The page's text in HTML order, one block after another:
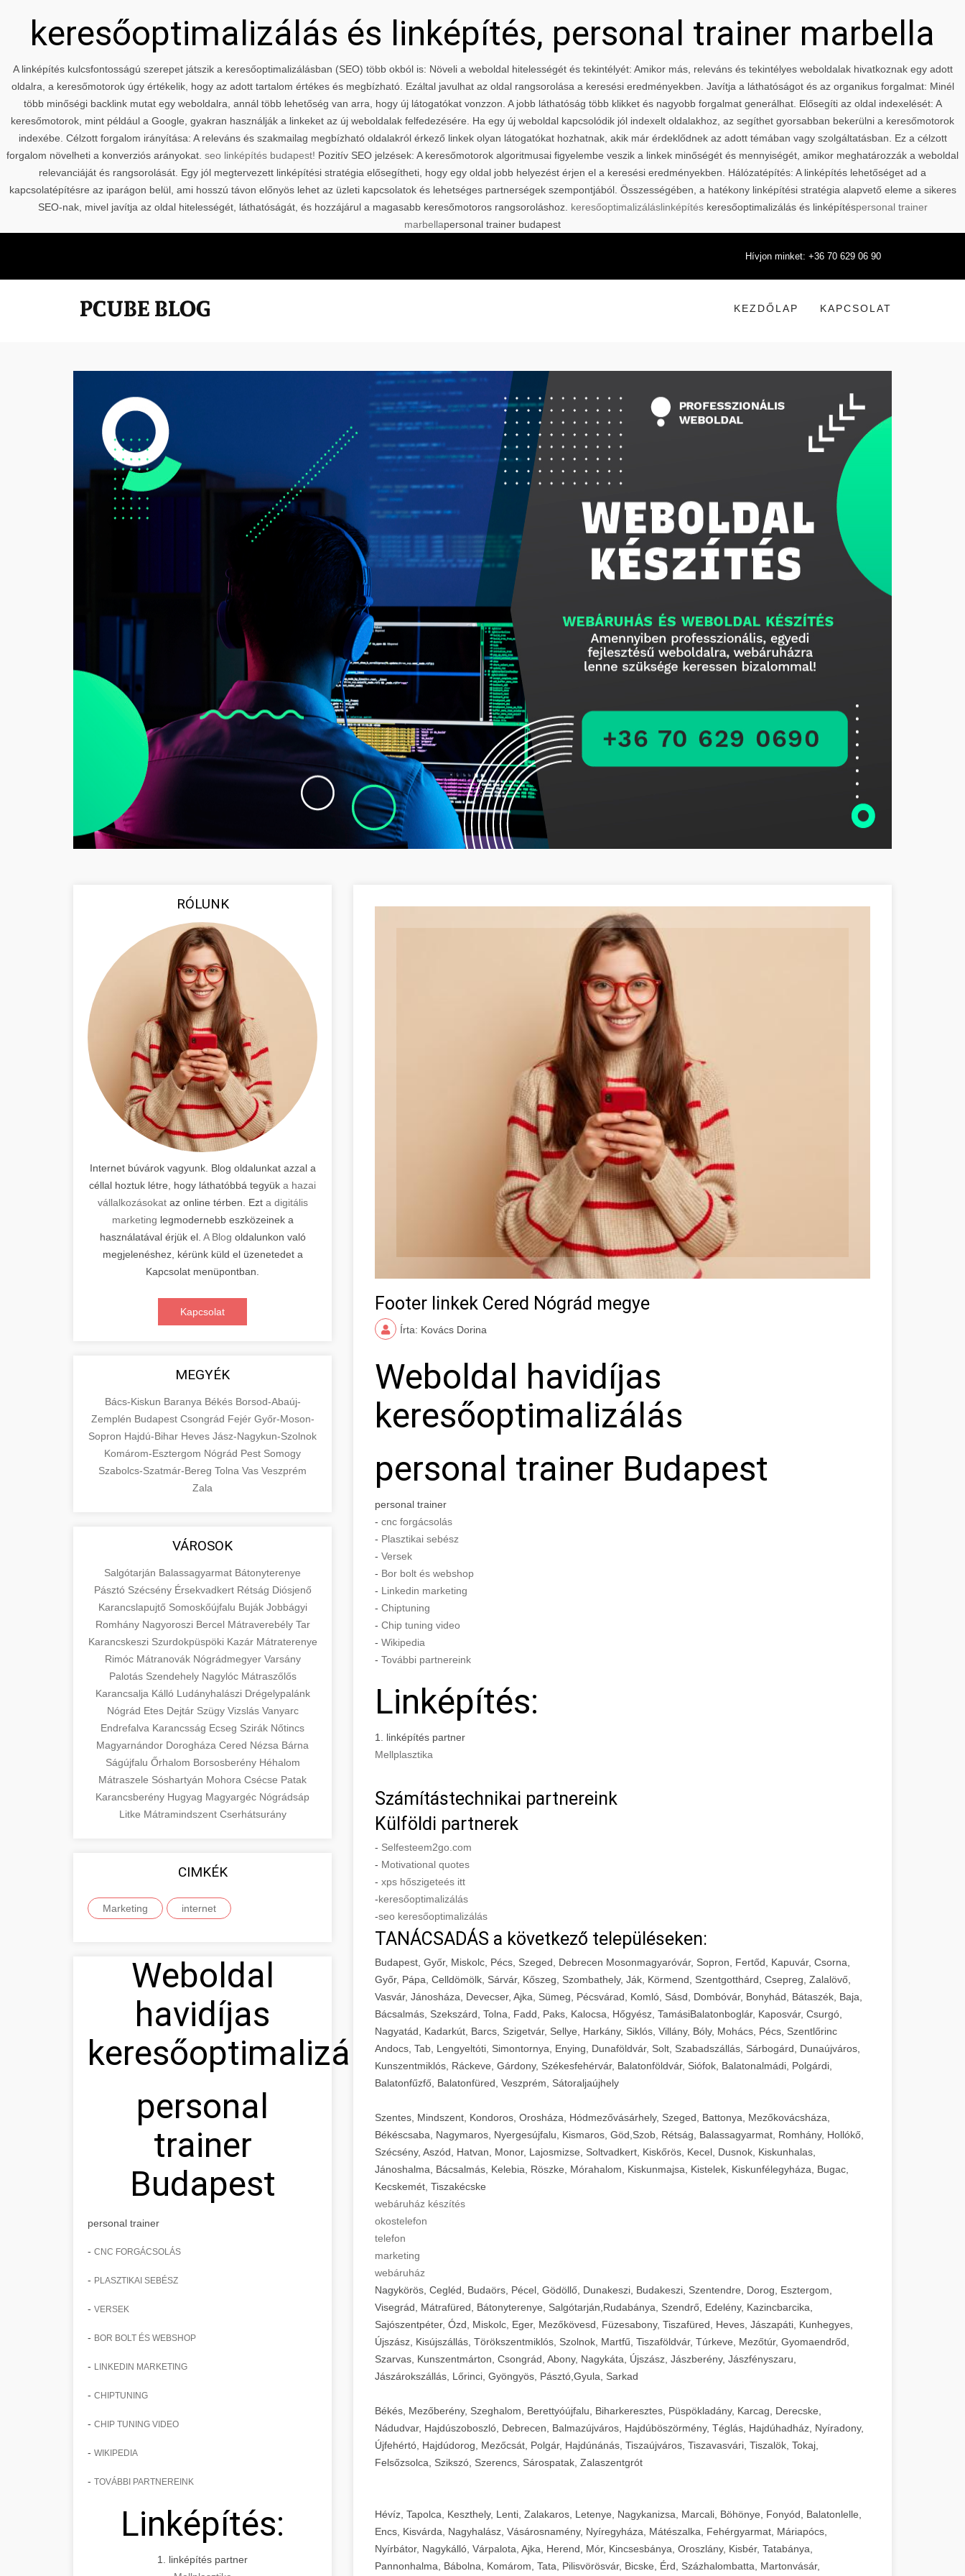
keresőoptimalizálás és linképítés, personal trainer marbella
A linképítés kulcsfontosságú szerepet játszik a keresőoptimalizálásban (SEO) több okból is: Növeli a weboldal hitelességét és tekintélyét: Amikor más, releváns és tekintélyes weboldalak hivatkoznak egy adott
oldalra, a keresőmotorok úgy értékelik, hogy az adott tartalom értékes és megbízható. Ezáltal javulhat az oldal rangsorolása a keresési eredményekben. Javítja a láthatóságot és az organikus forgalmat: Minél
több minőségi backlink mutat egy weboldalra, annál több lehetőség van arra, hogy új látogatókat vonzzon. A jobb láthatóság több klikket és nagyobb forgalmat generálhat. Elősegíti az oldal indexelését: A
keresőmotorok, mint például a Google, gyakran használják a linkeket az új weboldalak felfedezésére. Ha egy új weboldal kapcsolódik jól indexelt oldalakhoz, az segíthet gyorsabban bekerülni a keresőmotorok
indexébe. Célzott forgalom irányítása: A releváns és szakmailag megbízható oldalakról érkező linkek olyan látogatókat hozhatnak, akik már érdeklődnek az adott témában vagy szolgáltatásban. Ez a célzott
forgalom növelheti a konverziós arányokat. seo linképítés budapest! Pozitív SEO jelzések: A keresőmotorok algoritmusai figyelembe veszik a linkek minőségét és mennyiségét, amikor meghatározzák a weboldal
relevanciáját és rangsorolását. Egy jól megtervezett linképítési stratégia elősegítheti, hogy egy oldal jobb helyezést érjen el a keresési eredményekben. Hálózatépítés: A linképítés lehetőséget ad a
kapcsolatépítésre az iparágon belül, ami hosszú távon előnyös lehet az üzleti kapcsolatok és lehetséges partnerségek szempontjából. Összességében, a hatékony linképítési stratégia alapvető eleme a sikeres
SEO-nak, mivel javítja az oldal hitelességét, láthatóságát, és hozzájárul a magasabb keresőmotoros rangsoroláshoz. keresőoptimalizáláslinképítéskeresőoptimalizálás és linképítéspersonal trainer
marbellapersonal trainer budapest
Hívjon minket: +36 70 629 06 90
KEZDŐLAP KAPCSOLAT
RÓLUNK
Internet búvárok vagyunk. Blog oldalunkat azzal a
céllal hoztuk létre, hogy láthatóbbá tegyük a hazai
vállalkozásokataz online térben. Ezt a digitális
marketing legmodernebb eszközeinek a
használatával érjük el. A Blog oldalunkon való
megjelenéshez, kérünk küld el üzenetedet a
Kapcsolat menüpontban.
Kapcsolat
MEGYÉK
Bács-Kiskun Baranya Békés Borsod-Abaúj-
Zemplén Budapest Csongrád Fejér Győr-Moson-
Sopron Hajdú-Bihar Heves Jász-Nagykun-Szolnok
Komárom-Esztergom Nógrád Pest Somogy
Szabolcs-Szatmár-Bereg Tolna Vas Veszprém
Zala
VÁROSOK
Salgótarján Balassagyarmat Bátonyterenye
Pásztó Szécsény Érsekvadkert Rétság Diósjenő
Karancslapujtő Somoskőújfalu Buják Jobbágyi
Romhány Nagyoroszi Bercel Mátraverebély Tar
Karancskeszi Szurdokpüspöki Kazár Mátraterenye
Rimóc Mátranovák Nógrádmegyer Varsány
Palotás Szendehely Nagylóc Mátraszőlős
Karancsalja Kálló Ludányhalászi Drégelypalánk
Nógrád Etes Dejtár Szügy Vizslás Vanyarc
Endrefalva Karancsság Ecseg Szirák Nőtincs
Magyarnándor Dorogháza Cered Nézsa Bárna
Ságújfalu Őrhalom Borsosberény Héhalom
Mátraszele Sóshartyán Mohora Csécse Patak
Karancsberény Hugyag Magyargéc Nógrádsáp
Litke Mátramindszent Cserhátsurány
CIMKÉK
Marketing internet
Weboldal
havidíjas
keresőoptimalizálás
personal
trainer
Budapest
personal trainer
- CNC FORGÁCSOLÁS
- PLASZTIKAI SEBÉSZ
- VERSEK
- BOR BOLT ÉS WEBSHOP
- LINKEDIN MARKETING
- CHIPTUNING
- CHIP TUNING VIDEO
- WIKIPEDIA
- TOVÁBBI PARTNEREINK
Linképítés:
1. linképítés partner
Footer linkek Cered Nógrád megye
Írta: Kovács Dorina
Weboldal havidíjas
keresőoptimalizálás
personal trainer Budapest
personal trainer
- cnc forgácsolás
- Plasztikai sebész
- Versek
- Bor bolt és webshop
- Linkedin marketing
- Chiptuning
- Chip tuning video
- Wikipedia
- További partnereink
Linképítés:
1. linképítés partner
Mellplasztika
Számítástechnikai partnereink
Külföldi partnerek
- Selfesteem2go.com
- Motivational quotes
- xps hőszigeteés itt
-keresőoptimalizálás
-seo keresőoptimalizálás
TANÁCSADÁS a következő településeken:
Budapest, Győr, Miskolc, Pécs, Szeged, Debrecen Mosonmagyaróvár, Sopron, Fertőd, Kapuvár, Csorna,
Győr, Pápa, Celldömölk, Sárvár, Kőszeg, Szombathely, Ják, Körmend, Szentgotthárd, Csepreg, Zalalövő,
Vasvár, Jánosháza, Devecser, Ajka, Sümeg, Pécsvárad, Komló, Sásd, Dombóvár, Bonyhád, Bátaszék, Baja,
Bácsalmás, Szekszárd, Tolna, Fadd, Paks, Kalocsa, Hőgyész, TamásiBalatonboglár, Kaposvár, Csurgó,
Nagyatád, Kadarkút, Barcs, Szigetvár, Sellye, Harkány, Siklós, Villány, Bóly, Mohács, Pécs, Szentlőrinc
Andocs, Tab, Lengyeltóti, Simontornya, Enying, Dunaföldvár, Solt, Szabadszállás, Sárbogárd, Dunaújváros,
Kunszentmiklós, Ráckeve, Gárdony, Székesfehérvár, Balatonföldvár, Siófok, Balatonalmádi, Polgárdi,
Balatonfűzfő, Balatonfüred, Veszprém, Sátoraljaújhely
Szentes, Mindszent, Kondoros, Orosháza, Hódmezővásárhely, Szeged, Battonya, Mezőkovácsháza,
Békéscsaba, Nagymaros, Nyergesújfalu, Kismaros, Göd,Szob, Rétság, Balassagyarmat, Romhány, Hollókő,
Szécsény, Aszód, Hatvan, Monor, Lajosmizse, Soltvadkert, Kiskőrös, Kecel, Dusnok, Kiskunhalas,
Jánoshalma, Bácsalmás, Kelebia, Röszke, Mórahalom, Kiskunmajsa, Kistelek, Kiskunfélegyháza, Bugac,
Kecskemét, Tiszakécske
webáruház készítés
okostelefon
telefon
marketing
webáruház
Nagykörös, Cegléd, Budaörs, Pécel, Gödöllő, Dunakeszi, Budakeszi, Szentendre, Dorog, Esztergom,
Visegrád, Mátrafüred, Bátonyterenye, Salgótarján,Rudabánya, Szendrő, Edelény, Kazincbarcika,
Sajószentpéter, Ózd, Miskolc, Eger, Mezőkövesd, Füzesabony, Tiszafüred, Heves, Jászapáti, Kunhegyes,
Újszász, Kisújszállás, Törökszentmiklós, Szolnok, Martfű, Tiszaföldvár, Túrkeve, Mezőtúr, Gyomaendrőd,
Szarvas, Kunszentmárton, Csongrád, Abony, Nagykáta, Újszász, Jászberény, Jászfényszaru,
Jászárokszállás, Lőrinci, Gyöngyös, Pásztó,Gyula, Sarkad
Békés, Mezőberény, Szeghalom, Berettyóújfalu, Biharkeresztes, Püspökladány, Karcag, Derecske,
Nádudvar, Hajdúszoboszló, Debrecen, Balmazújváros, Hajdúböszörmény, Téglás, Hajdúhadház, Nyíradony,
Újfehértó, Hajdúdorog, Mezőcsát, Polgár, Hajdúnánás, Tiszaújváros, Tiszavasvári, Tiszalök, Tokaj,
Felsőzsolca, Szikszó, Szerencs, Sárospatak, Zalaszentgrót
Hévíz, Tapolca, Keszthely, Lenti, Zalakaros, Letenye, Nagykanizsa, Marcali, Böhönye, Fonyód, Balatonlelle,
Encs, Kisvárda, Nagyhalász, Vásárosnamény, Nyíregyháza, Mátészalka, Fehérgyarmat, Máriapócs,
Nyírbátor, Nagykálló, Várpalota, Ajka, Herend, Mór, Kincsesbánya, Oroszlány, Kisbér, Tatabánya,
Pannonhalma, Bábolna, Komárom, Tata, Pilisvörösvár, Bicske, Érd, Százhalombatta, Martonvásár,